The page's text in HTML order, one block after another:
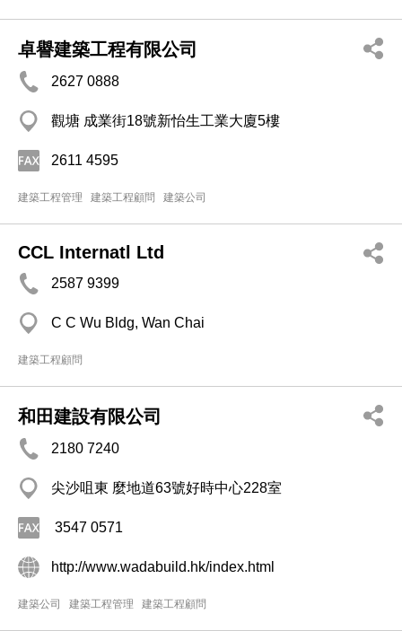
卓譽建築工程有限公司
2627 0888
觀塘 成業街18號新怡生工業大廈5樓
2611 4595
建築工程管理 建築工程顧問 建築公司
CCL Internatl Ltd
2587 9399
C C Wu Bldg, Wan Chai
建築工程顧問
和田建設有限公司
2180 7240
尖沙咀東 麼地道63號好時中心228室
3547 0571
http://www.wadabuild.hk/index.html
建築公司 建築工程管理 建築工程顧問